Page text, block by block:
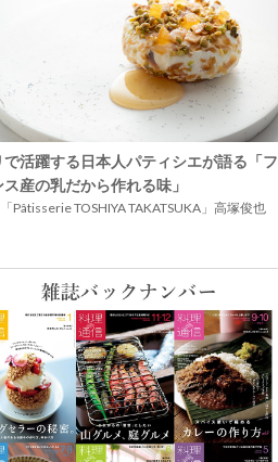
で活躍する日本人パティシエが語る「フ
産の乳だから作れる味」
Pâtisserie TOSHIYA TAKATSUKA」高塚俊也